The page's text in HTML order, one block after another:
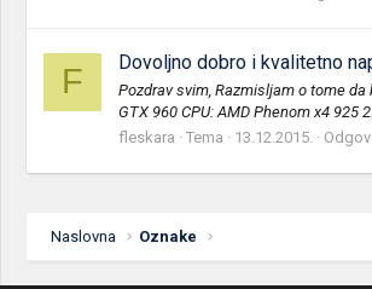
F Dovoljno dobro i kvalitetno
Pozdrav svim, Razmisljam o tome da
GTX 960 CPU: AMD Phenom x4 925
fleskara
Tema 13.12.2015.
Naslovna Oznake